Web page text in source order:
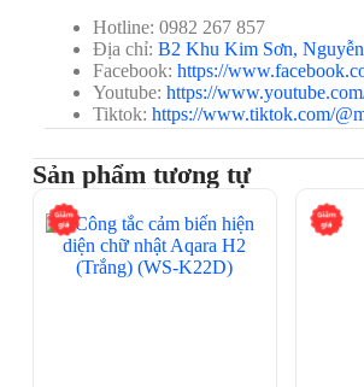
Hotline: 0982 267 857
Địa chỉ: B2 Khu Kim Sơn,
Facebook: https://
Youtube: https://
Tiktok: https://www.tiktok.com/
Sản phẩm tương tự